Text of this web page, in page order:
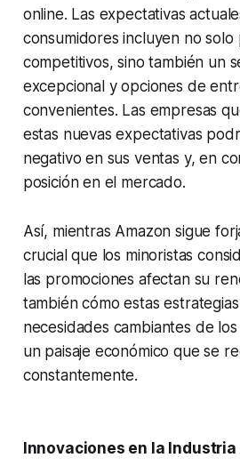
online. Las expectativas
consumidores incluyen no solo
competitivos, sino también un
excepcional y opciones de
convenientes. Las empresas
estas nuevas expectativas
negativo en sus ventas y, en
posición en el mercado.
Así, mientras Amazon sigue
crucial que los minoristas
las promociones afectan su
también cómo estas
necesidades cambiantes de
un paisaje económico que se
constantemente.
Innovaciones en la